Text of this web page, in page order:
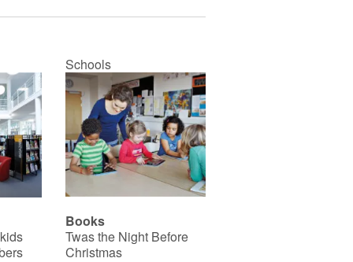
Schools
Books
Twas the Night Before
Christmas